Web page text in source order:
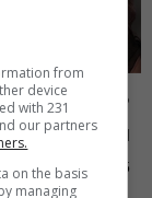
مايك
الاعلامية
| 2026-08-05
from
device
with 231
our partners
on the basis
managing